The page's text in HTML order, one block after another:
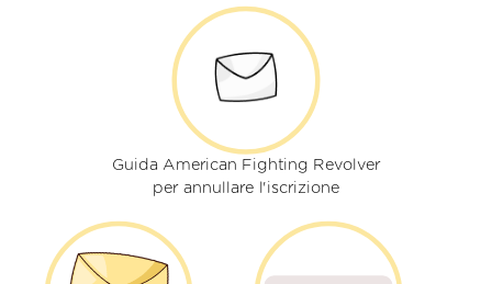
Guida American Fighting Revolver
per annullare l'iscrizione